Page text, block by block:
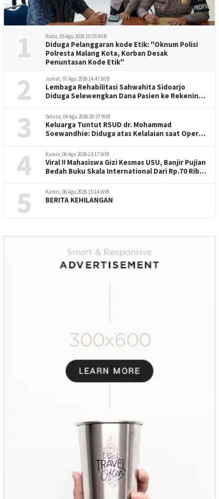
1 Rabu, 05 Agu 2026 10:55 WIB
Diduga Pelanggaran kode Etik: "Oknum Polisi
Polresta Malang Kota, Korban Desak
Penuntasan Kode Etik"
2 Jumat, 07 Agu 2026 14:47 WIB
Lembaga Rehabilitasi Sahwahita Sidoarjo
Diduga Selewengkan Dana Pasien ke Rekening
3 Selasa, 04 Agu 2026 20:37 WIB
Keluarga Tuntut RSUD dr. Mohammad
Soewandhie: Diduga atas Kelalaian saat Operasi
4 Kamis, 06 Agu 2026 13:17 WIB
Viral !! Mahasiswa Gizi Kesmas USU, Banjir Pujian
Bedah Buku Skala International Dari Rp.70 Ribu
5 Kamis, 06 Agu 2026 15:14 WIB
BERITA KEHILANGAN